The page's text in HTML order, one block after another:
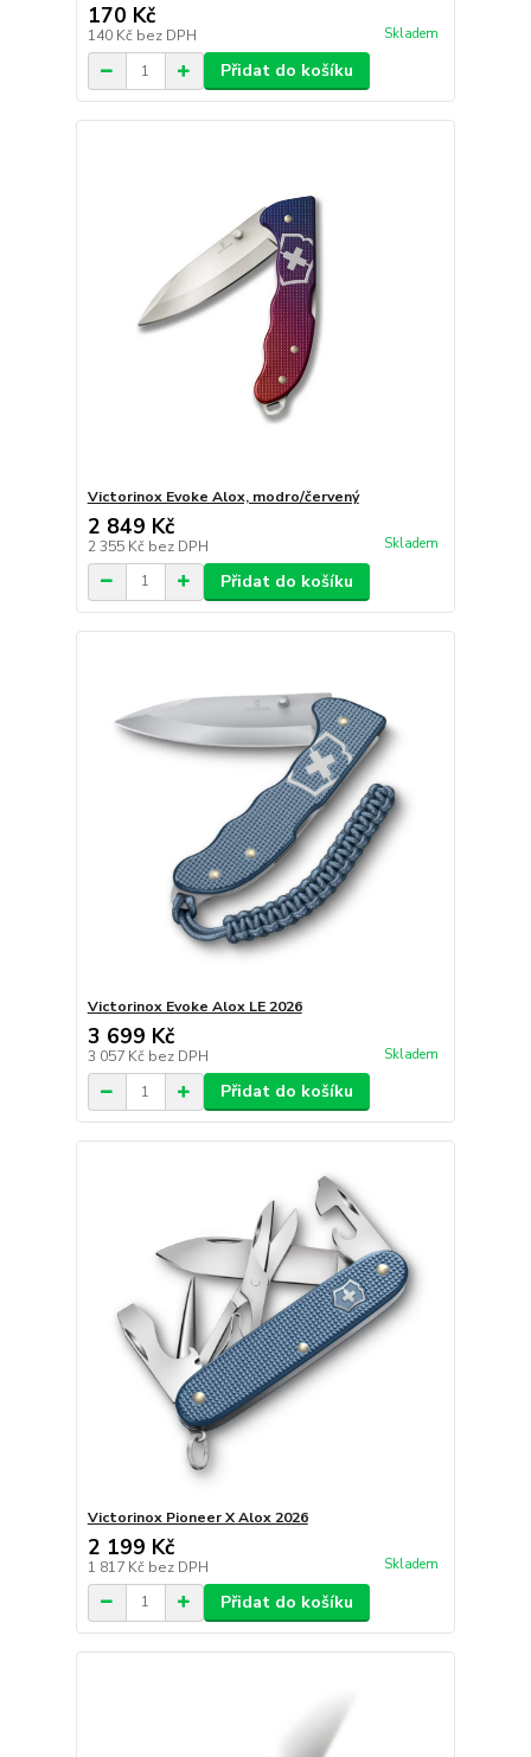
170 Kč
140 Kč bez DPH Skladem
Přidat do košíku
Victorinox Evoke Alox, modro/červený
2 849 Kč
2 355 Kč bez DPH Skladem
Přidat do košíku
Victorinox Evoke Alox LE 2026
3 699 Kč
3 057 Kč bez DPH Skladem
Přidat do košíku
Victorinox Pioneer X Alox 2026
2 199 Kč
1 817 Kč bez DPH Skladem
Přidat do košíku